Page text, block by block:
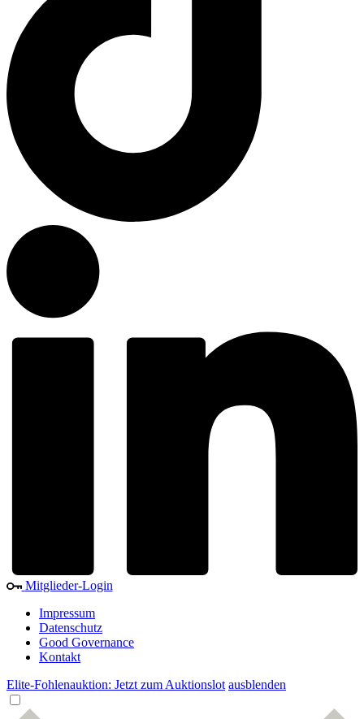
Mitglieder-Login
Impressum
Datenschutz
Good Governance
Kontakt
Elite-Fohlenauktion: Jetzt zum Auktionslot ausblenden